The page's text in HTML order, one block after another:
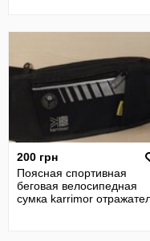
200 грн
Поясная спортивная
беговая велосипедная
сумка karrimor